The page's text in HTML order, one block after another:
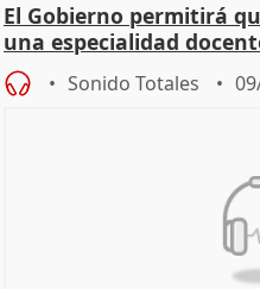
El Gobierno permitirá
una especialidad
Sonido Totales